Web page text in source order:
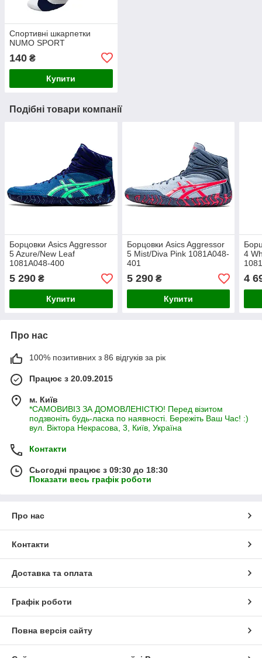
Спортивні шкарпетки
NUMO SPORT
140 ₴
Купити
Подібні товари компанії
Борцовки Asics Aggressor
5 Azure/New Leaf
1081A048-400
5 290 ₴
Купити
Борцовки Asics Aggressor
5 Mist/Diva Pink 1081A048-
401
5 290₴
Купити
4
4
Про нас
100% позитивних з 86 відгуків за рік
Працює з 20.09.2015
м. Київ
*САМОВИВІЗ ЗА ДОМОВЛЕНІСТЮ! Перед візитом
подзвоніть будь-ласка по наявності. Бережіть Ваш Час! :)
вул. Віктора Некрасова, 3, Київ, Україна
Контакти
Сьогодні працює з 09:30 до 18:30
Показати весь графік роботи
Про нас
Контакти
Доставка та оплата
Графік роботи
Повна версія сайту